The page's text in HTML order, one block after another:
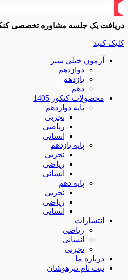
دریافت یک جلسه مشاوره تخصصی
کلیک کنید
آزمون خیلی سبز
دوازدهم
یازدهم
دهم
محصولات کنکور 1405
پایه دوازدهم
تجربی
ریاضی
انسانی
پایه یازدهم
تجربی
ریاضی
انسانی
پایه دهم
تجربی
ریاضی
انسانی
انتشارات
ریاضی
انسانی
تجربی
درباره ما
ثبت نام تیزهوشان